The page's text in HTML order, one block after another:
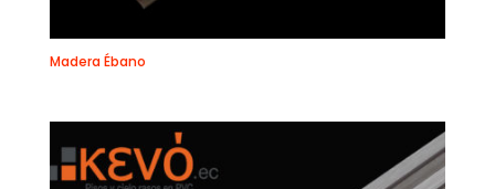
Madera Ébano